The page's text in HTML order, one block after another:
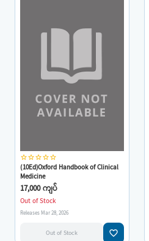
star_borderstar_borderstar_borderstar_borderstar_border
(10Ed)Oxford Handbook of Clinical
Medicine
17,000 ကျပ်
Out of Stock
Releases Mar 28, 2026
Out of Stock favorite_border